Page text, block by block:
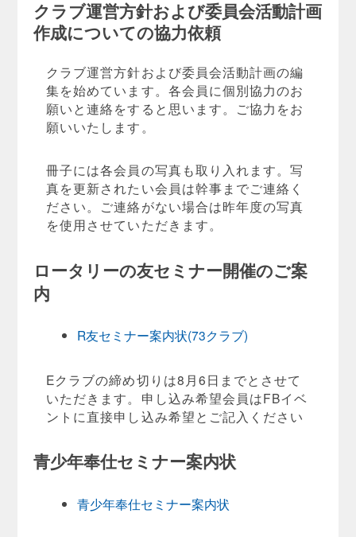
クラブ運営方針および委員会活動計画
作成についての協力依頼
クラブ運営方針および委員会活動計画の編
集を始めています。 各会員に個別協力のお
願いと連絡をすると思います。 ご協力をお
願いいたします。
冊子には各会員の写真も取り入れます。写
真を更新されたい会員は幹事までご連絡く
ださい。 ご連絡がない場合は昨年度の写真
を使用させていただきます。
ロータリーの友セミナー開催のご案
内
R友セミナー案内状(73クラブ)
Eクラブの締め切りは8月6日までとさせて
いただきます。 申し込み希望会員はFBイベ
ントに直接申し込み希望とご記入ください
青少年奉仕セミナー案内状
青少年奉仕セミナー案内状